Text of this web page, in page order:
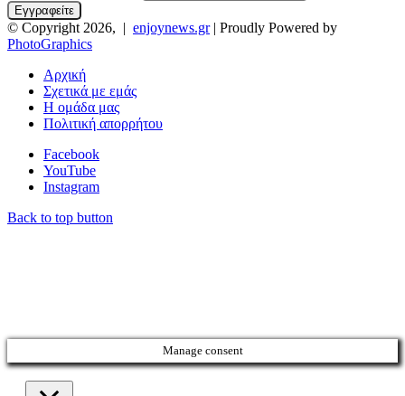
© Copyright 2026, | enjoynews.gr| Proudly Powered by
PhotoGraphics
Αρχική
Σχετικά με εμάς
Η ομάδα μας
Πολιτική απορρήτου
Facebook
YouTube
Instagram
Back to top button
Manage consent